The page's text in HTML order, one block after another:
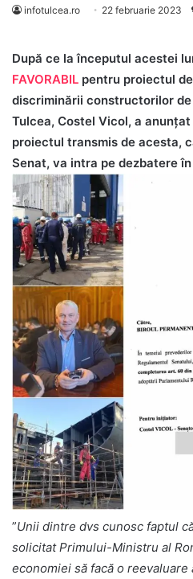
infotulcea.ro 22 februarie 2023
După ce la începutul acestei
FAVORABIL pentru proiectul
discriminării constructorilor de
Tulcea, Costel Vicol, a
proiectul transmis de acesta,
Senat, va intra pe dezbatere
”Unii dintre dvs cunosc faptul
solicitat Primului-Ministru al
economiei să facă o